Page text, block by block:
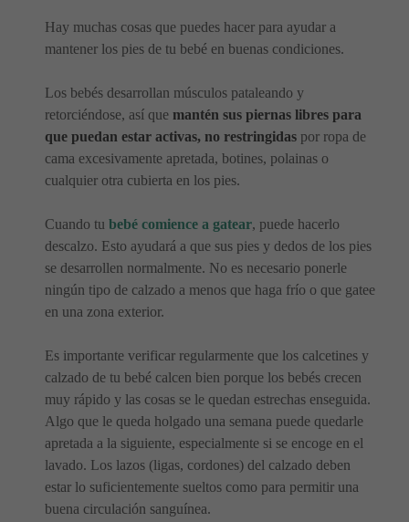
Hay muchas cosas que puedes hacer para ayudar a
mantener los pies de tu bebé en buenas condiciones.
Los bebés desarrollan músculos pataleando y
retorciéndose, así que mantén sus piernas libres para
que puedan estar activas, no restringidas por ropa de
cama excesivamente apretada, botines, polainas o
cualquier otra cubierta en los pies.
Cuando tu bebé comience a gatear, puede hacerlo
descalzo. Esto ayudará a que sus pies y dedos de los pies
se desarrollen normalmente. No es necesario ponerle
ningún tipo de calzado a menos que haga frío o que gatee
en una zona exterior.
Es importante verificar regularmente que los calcetines y
calzado de tu bebé calcen bien porque los bebés crecen
muy rápido y las cosas se le quedan estrechas enseguida.
Algo que le queda holgado una semana puede quedarle
apretada a la siguiente, especialmente si se encoge en el
lavado. Los lazos (ligas, cordones) del calzado deben
estar lo suficientemente sueltos como para permitir una
buena circulación sanguínea.